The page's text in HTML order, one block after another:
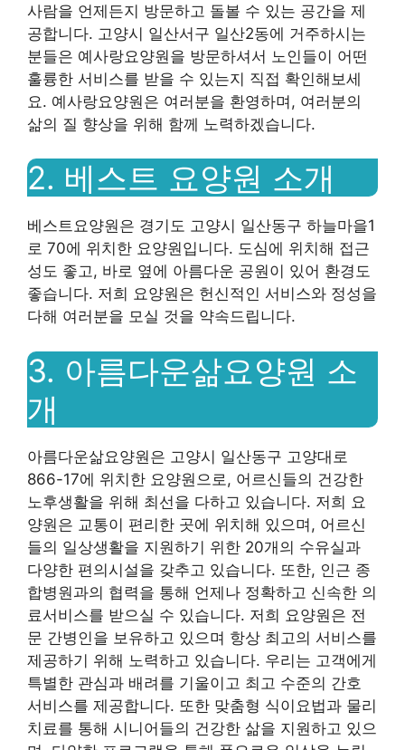
사람을 언제든지 방문하고 돌볼 수 있는 공간을 제
공합니다. 고양시 일산서구 일산2동에 거주하시는
분들은 예사랑요양원을 방문하셔서 노인들이 어떤
훌륭한 서비스를 받을 수 있는지 직접 확인해보세
요. 예사랑요양원은 여러분을 환영하며, 여러분의
삶의 질 향상을 위해 함께 노력하겠습니다.
2. 베스트 요양원 소개
베스트요양원은 경기도 고양시 일산동구 하늘마을1
로 70에 위치한 요양원입니다. 도심에 위치해 접근
성도 좋고, 바로 옆에 아름다운 공원이 있어 환경도
좋습니다. 저희 요양원은 헌신적인 서비스와 정성을
다해 여러분을 모실 것을 약속드립니다.
3. 아름다운삶요양원 소
개
아름다운삶요양원은 고양시 일산동구 고양대로
866-17에 위치한 요양원으로, 어르신들의 건강한
노후생활을 위해 최선을 다하고 있습니다. 저희 요
양원은 교통이 편리한 곳에 위치해 있으며, 어르신
들의 일상생활을 지원하기 위한 20개의 수유실과
다양한 편의시설을 갖추고 있습니다. 또한, 인근 종
합병원과의 협력을 통해 언제나 정확하고 신속한 의
료서비스를 받으실 수 있습니다. 저희 요양원은 전
문 간병인을 보유하고 있으며 항상 최고의 서비스를
제공하기 위해 노력하고 있습니다. 우리는 고객에게
특별한 관심과 배려를 기울이고 최고 수준의 간호
서비스를 제공합니다. 또한 맞춤형 식이요법과 물리
치료를 통해 시니어들의 건강한 삶을 지원하고 있으